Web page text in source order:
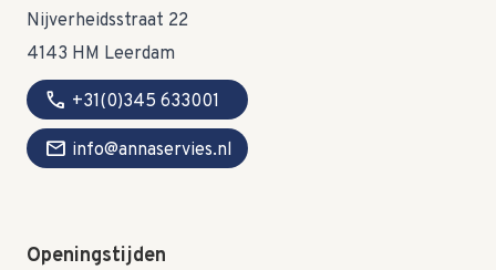
Nijverheidsstraat 22
4143 HM Leerdam
call +31(0)345 633001
mail info@annaservies.nl
Openingstijden